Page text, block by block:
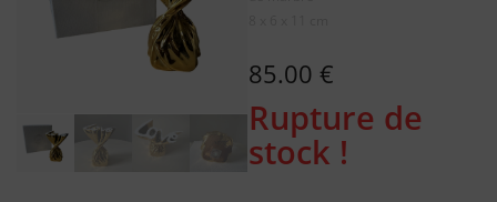
85.00 €
Rupture de
stock !